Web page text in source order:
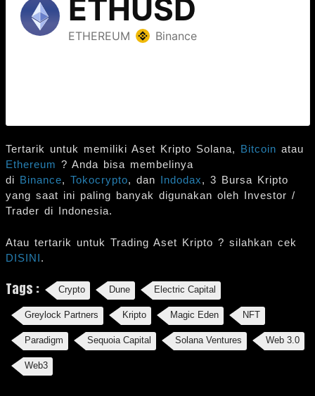
Tertarik untuk memiliki Aset Kripto Solana, Bitcoin atau
Ethereum ? Anda bisa membelinya
di Binance, Tokocrypto, dan Indodax, 3 Bursa Kripto
yang saat ini paling banyak digunakan oleh Investor /
Trader di Indonesia.
Atau tertarik untuk Trading Aset Kripto ? silahkan cek
DISINI.
Tags : Crypto Dune Electric Capital
Greylock Partners Kripto Magic Eden NFT
Paradigm Sequoia Capital Solana Ventures Web 3.0
Web3